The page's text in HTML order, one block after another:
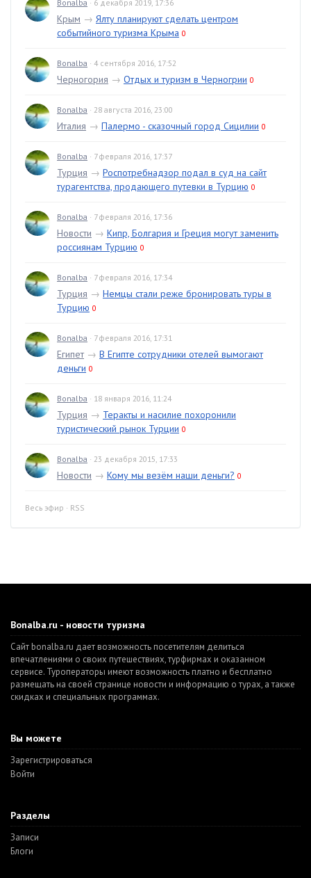
Bonalba · 6 декабря 2019, 17:36
Крым → Ялту планируют сделать центром
событийного туризма Крыма 0
Bonalba · 4 сентября 2016, 17:52
Черногория → Отдых и туризм в Черногрии 0
Bonalba · 28 августа 2016, 23:00
Италия → Палермо - сказочный город Сицилии 0
Bonalba · 7 февраля 2016, 17:37
Турция → Роспотребнадзор подал в суд на сайт
турагентства, продающего путевки в Турцию 0
Bonalba · 7 февраля 2016, 17:36
Новости → Кипр, Болгария и Греция могут заменить
россиянам Турцию 0
Bonalba · 7 февраля 2016, 17:34
Турция → Немцы стали реже бронировать туры в
Турцию 0
Bonalba · 7 февраля 2016, 17:31
Египет→ В Египте сотрудники отелей вымогают
деньги 0
Bonalba · 18 января 2016, 11:24
Турция → Теракты и насилие похоронили
туристический рынок Турции 0
Bonalba · 23 декабря 2015, 17:33
Новости → Кому мы везём наши деньги? 0
Весь эфир · RSS
Bonalba.ru - новости туризма
Сайт bonalba.ru дает возможность посетителям делиться
впечатлениями о своих путешествиях, турфирмах и оказанном
сервисе. Туроператоры имеют возможность платно и бесплатно
размещать на своей странице новости и информацию о турах, а также
скидках и специальных программах.
Вы можете
Зарегистрироваться
Войти
Разделы
Записи
Блоги